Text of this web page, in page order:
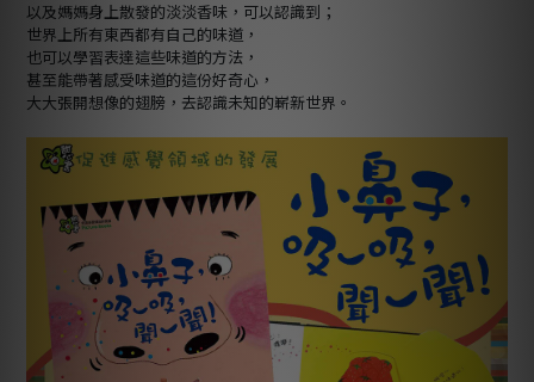
以及媽媽身上散發的淡淡香味，可以認識到；
世界上所有東西都有自己的味道，
也可以學習表達這些味道的方法，
甚至能帶著感受味道的這份好奇心，
大大張開想像的翅膀，去認識未知的嶄新世界。